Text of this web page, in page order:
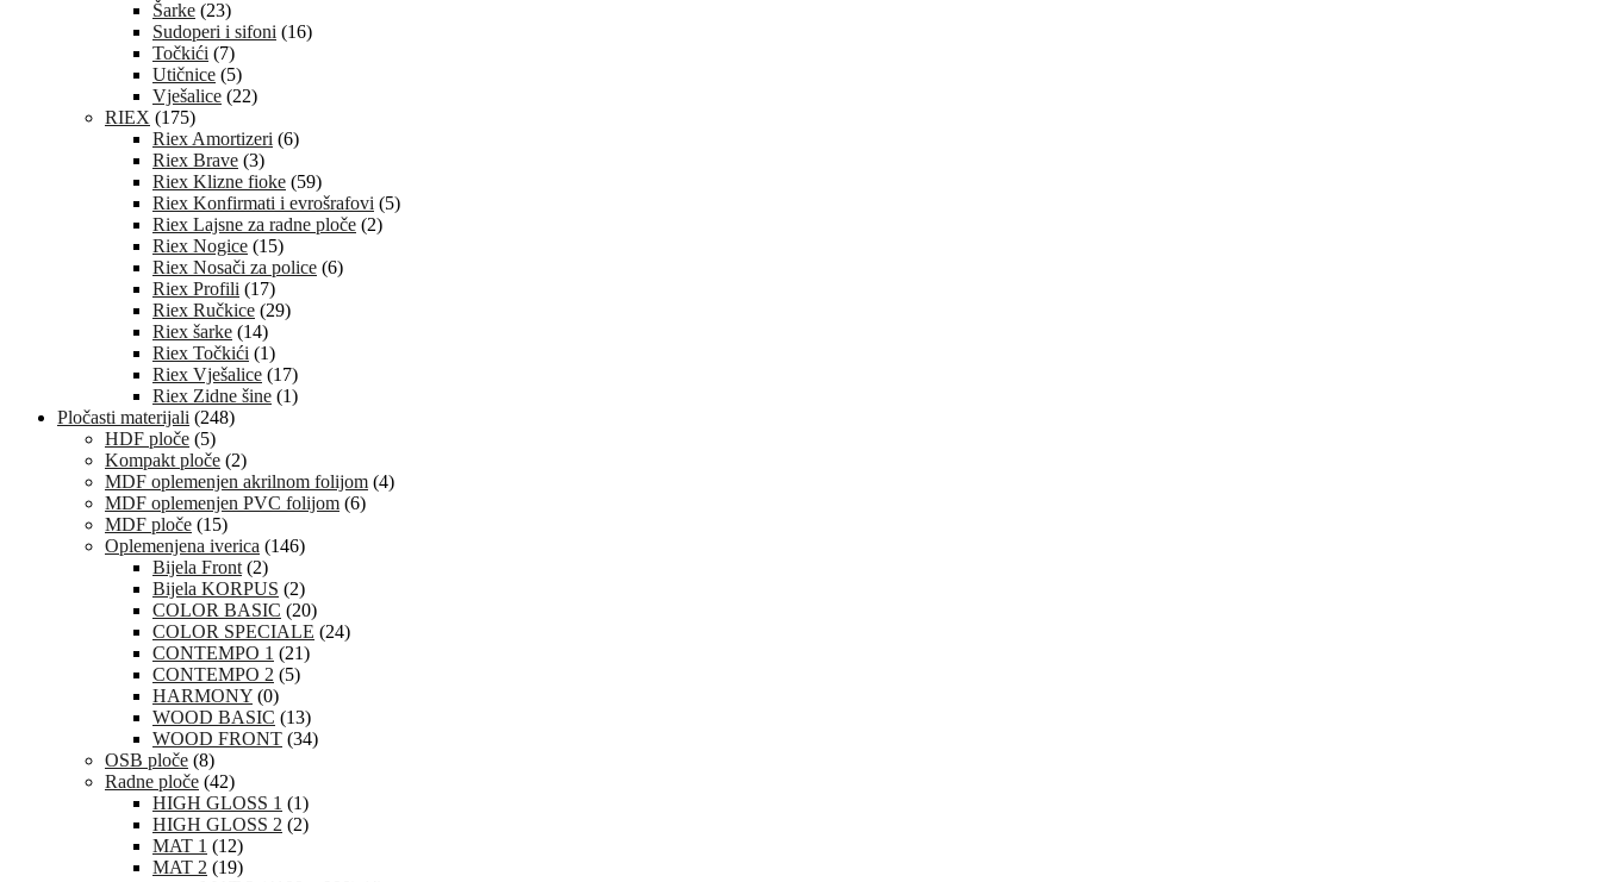
Šarke (23)
Sudoperi i sifoni (16)
Točkići (7)
Utičnice (5)
Vješalice (22)
RIEX (175)
Riex Amortizeri (6)
Riex Brave (3)
Riex Klizne fioke (59)
Riex Konfirmati i evrošrafovi (5)
Riex Lajsne za radne ploče (2)
Riex Nogice (15)
Riex Nosači za police (6)
Riex Profili (17)
Riex Ručkice (29)
Riex šarke (14)
Riex Točkići (1)
Riex Vješalice (17)
Riex Zidne šine (1)
Pločasti materijali (248)
HDF ploče (5)
Kompakt ploče (2)
MDF oplemenjen akrilnom folijom (4)
MDF oplemenjen PVC folijom (6)
MDF ploče (15)
Oplemenjena iverica (146)
Bijela Front (2)
Bijela KORPUS (2)
COLOR BASIC (20)
COLOR SPECIALE (24)
CONTEMPO 1 (21)
CONTEMPO 2 (5)
HARMONY (0)
WOOD BASIC (13)
WOOD FRONT (34)
OSB ploče (8)
Radne ploče (42)
HIGH GLOSS 1 (1)
HIGH GLOSS 2 (2)
MAT 1 (12)
MAT 2 (19)